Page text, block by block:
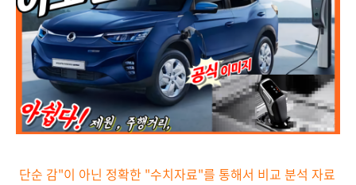
단순 감"이 아닌 정확한 "수치자료"를 통해서 비교 분석 자료